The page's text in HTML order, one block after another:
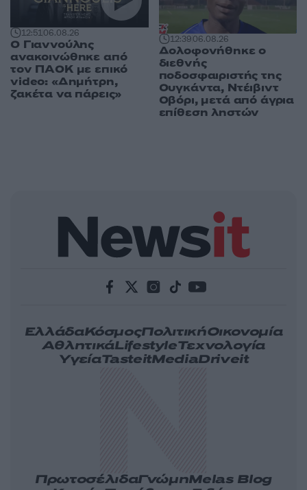
12:5106.08.26
Ο Γιαννούλης
ανακοινώθηκε από
τον ΠΑΟΚ με επικό
video: «Δημήτρη,
ζακέτα να πάρεις»
12:3906.08.26
Δολοφονήθηκε o
διεθνής
ποδοσφαιριστής της
Ουγκάντα, Ντέιβιντ
Οβόρι, μετά από άγρια
επίθεση ληστών
ΕλλάδαΚόσμοςΠολιτικήΟικονομία
ΑθλητικάLifestyleΤεχνολογία
ΥγείαTasteitMediaDriveit
ΠρωτοσέλιδαΓνώμηMelas Blog